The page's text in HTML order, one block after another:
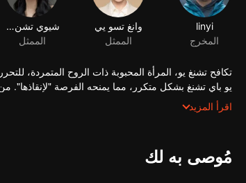
linyi
المخرج
وانغ تسو يي
الممثل
شيوي تشن تشن
الممثل
تكافح تشنغ يو، المرأة المحبوبة ذات الروح المتمردة،
يو باي تشنغ بشكل متكرر، مما يمنحه الفرصة "لإنقاذها".
مشاعر حقيقية تدريجيًا.
اقرأ المزيد
مُوصى به لك